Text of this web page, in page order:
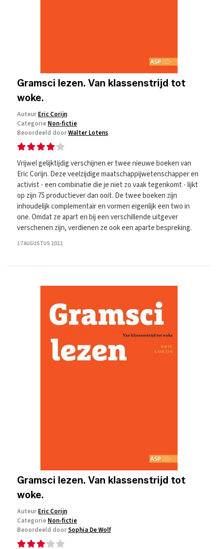
Gramsci lezen. Van klassenstrijd tot
woke.
Auteur Eric Corijn
Categorie Non-fictie
Beoordeeld doorWalter Lotens
Vrijwel gelijktijdig verschijnen er twee nieuwe boeken van
Eric Corijn. Deze veelzijdige maatschappijwetenschapper en
activist - een combinatie die je niet zo vaak tegenkomt - lijkt
op zijn 75 productiever dan ooit. De twee boeken zijn
inhoudelijk complementair en vormen eigenlijk een two in
one. Omdat ze apart en bij een verschillende uitgever
verschenen zijn, verdienen ze ook een aparte bespreking.
17 AUGUSTUS 2022
Gramsci lezen. Van klassenstrijd tot
woke.
Auteur Eric Corijn
Categorie Non-fictie
Beoordeeld doorSophia De Wolf